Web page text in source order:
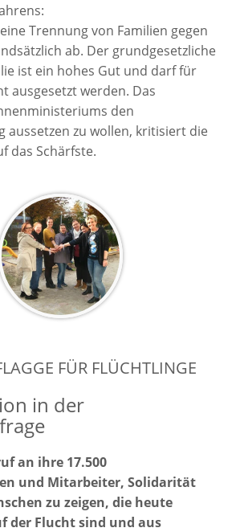
Trennung von Familien gegen
ab. Der grundgesetzliche
ist ein hohes Gut und darf für
ausgesetzt werden. Das
den
aussetzen zu wollen, kritisiert die
das Schärfste.
FÜR FLÜCHTLINGE
in der
an ihre 17.500
und Mitarbeiter, Solidarität
zu zeigen, die heute
der Flucht sind und aus